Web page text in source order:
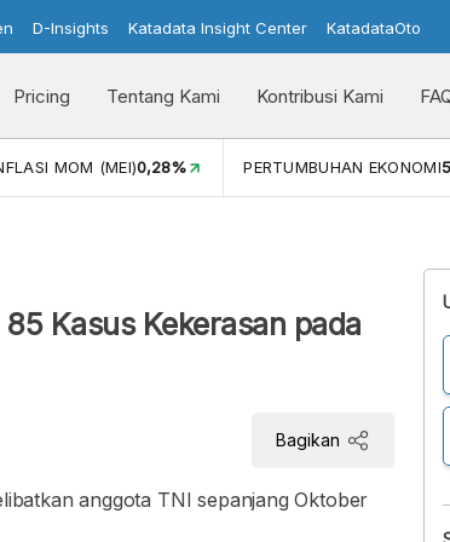
D-Insights Katadata Insight Center KatadataOto
Pricing Tentang Kami Kontribusi Kami
MOM (MEI)0,28% PERTUMBUHAN EKONOMI
Kasus Kekerasan pada
Bagikan
anggota TNI sepanjang Oktober